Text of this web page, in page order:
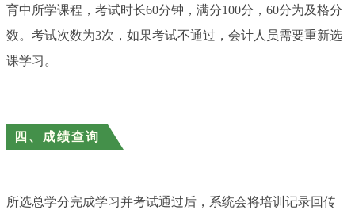
育中所学课程，考试时长60分钟，满分100分，60分为及格分
数。考试次数为3次，如果考试不通过，会计人员需要重新选
课学习。
四、成绩查询
所选总学分完成学习并考试通过后，系统会将培训记录回传